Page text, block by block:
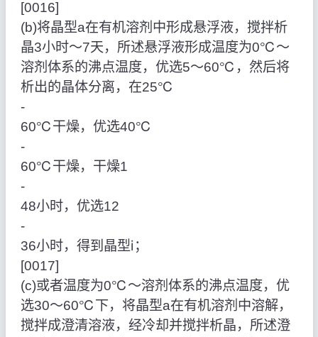
[0016]
(b)将晶型a在有机溶剂中形成悬浮液，搅拌析
晶3小时～7天，所述悬浮液形成温度为0℃～
溶剂体系的沸点温度，优选5～60℃，然后将
析出的晶体分离，在25℃
‑
60℃干燥，优选40℃
‑
60℃干燥，干燥1
‑
48小时，优选12
‑
36小时，得到晶型ⅰ；
[0017]
(c)或者温度为0℃～溶剂体系的沸点温度，优
选30～60℃下，将晶型a在有机溶剂中溶解，
搅拌成澄清溶液，经冷却并搅拌析晶，所述澄